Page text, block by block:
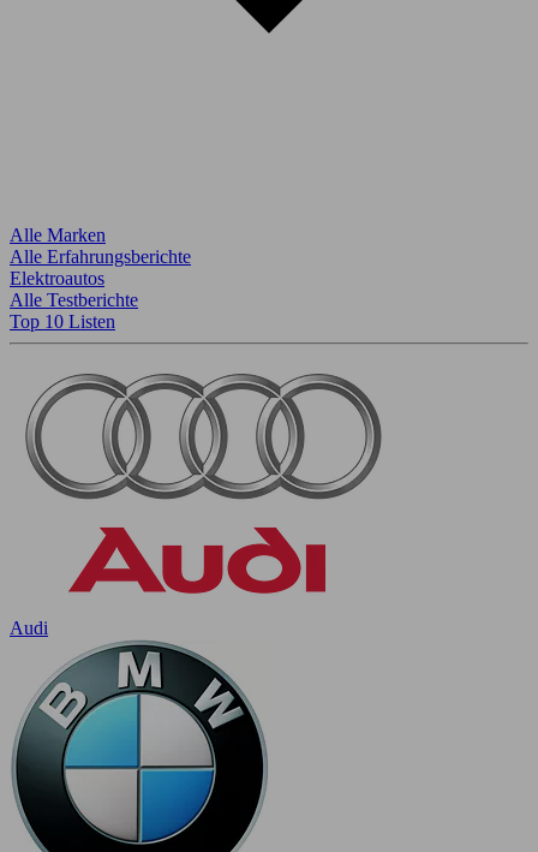
Alle Marken
Alle Erfahrungsberichte
Elektroautos
Alle Testberichte
Top 10 Listen
Audi